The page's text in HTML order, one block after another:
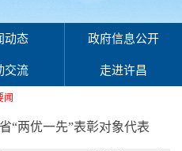
动态 政府信息公开
交流 走进许昌
闻
“两优一先”表彰对象代表